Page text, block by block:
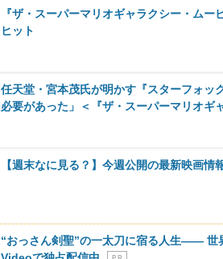
『ザ・スーパーマリオギャラクシー・ム
ヒット
任天堂・宮本茂氏が明かす『スターフォッ
必要があった」＜『ザ・スーパーマリオギ
【週末なに見る？】今週公開の最新映画情
“おっさん剣聖”の一太刀に宿る人生―― 世